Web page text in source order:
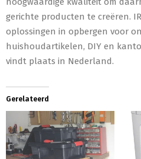
gerichte producten te creëren.
oplossingen in opbergen voor
huishoudartikelen, DIY en
vindt plaats in Nederland.
Gerelateerd